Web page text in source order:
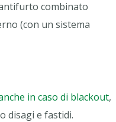
combinato
(con un sistema
in caso di blackout,
disagi e fastidi.